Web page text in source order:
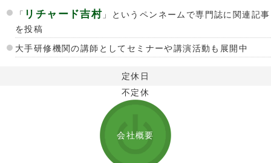
「 リチャード吉村 」というペンネームで専門誌に関連記事
を投稿
大手研修機関の講師としてセミナーや講演活動も展開中
定休日
不定休
会社概要